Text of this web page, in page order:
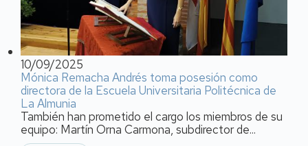
10/09/2025
Mónica Remacha Andrés toma posesión como
directora de la Escuela Universitaria Politécnica de
La Almunia
También han prometido el cargo los miembros de su
equipo: Martín Orna Carmona, subdirector de...